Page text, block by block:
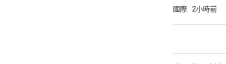
在南海衝撞菲
國際 2小時前